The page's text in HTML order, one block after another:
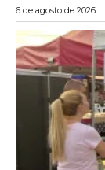
6 de agosto de 2026